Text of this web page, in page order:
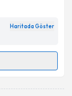
Haritada Göster